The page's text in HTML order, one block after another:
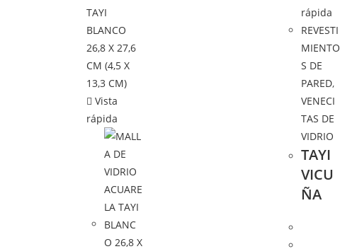
Vista
rápida
rápida
REVESTI
MIENTO
S DE
PARED,
VENECI
TAS DE
VIDRIO
TAYI
VICU
ÑA